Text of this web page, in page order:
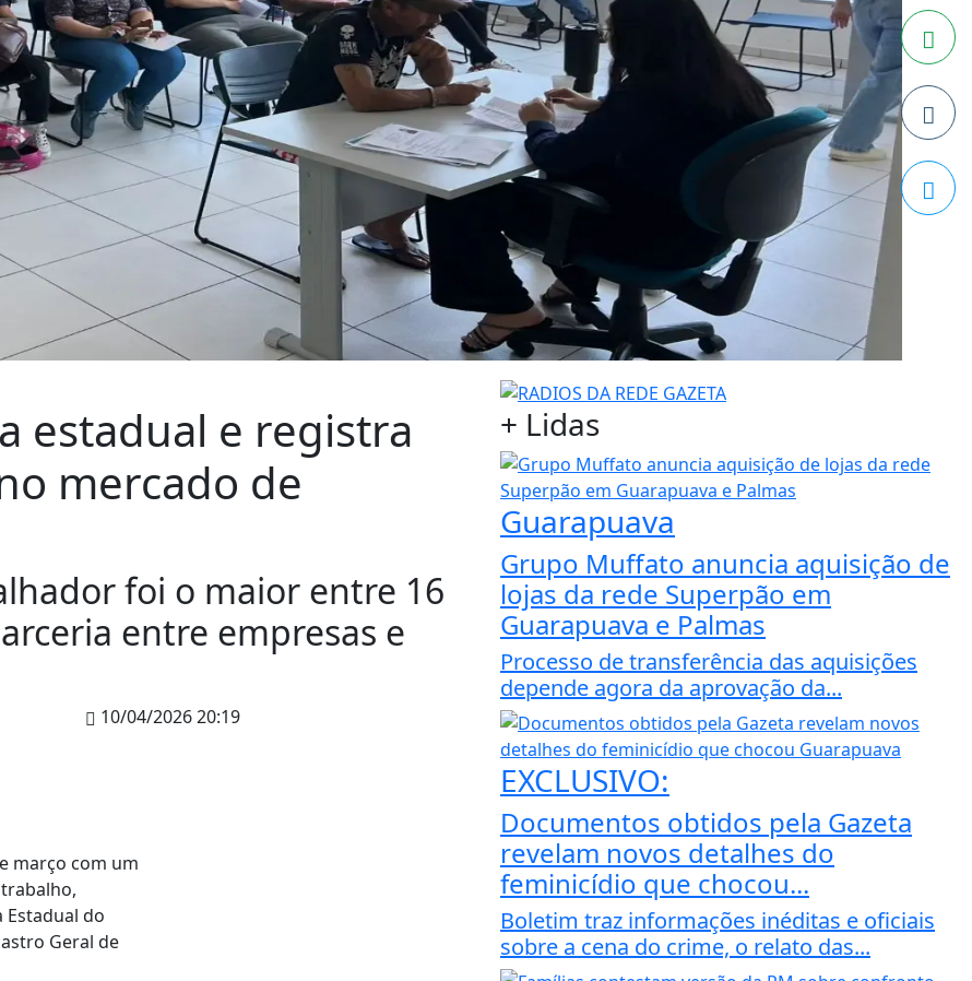
estadual e registra
mercado de
foi o maior entre 16
entre empresas e
10/04/2026 20:19
março com um
Estadual do
Geral de
+ Lidas
Guarapuava
Grupo Muffato anuncia aquisição de
lojas da rede Superpão em
Guarapuava e Palmas
Processo de transferência das aquisições
depende agora da aprovação da...
EXCLUSIVO:
Documentos obtidos pela Gazeta
revelam novos detalhes do
feminicídio que chocou...
Boletim traz informações inéditas e oficiais
sobre a cena do crime, o relato das...